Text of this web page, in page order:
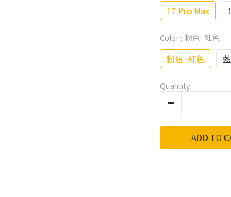
17 Pro Max
Color : 粉色+紅色
粉色+紅色
Quantity
ADD TO